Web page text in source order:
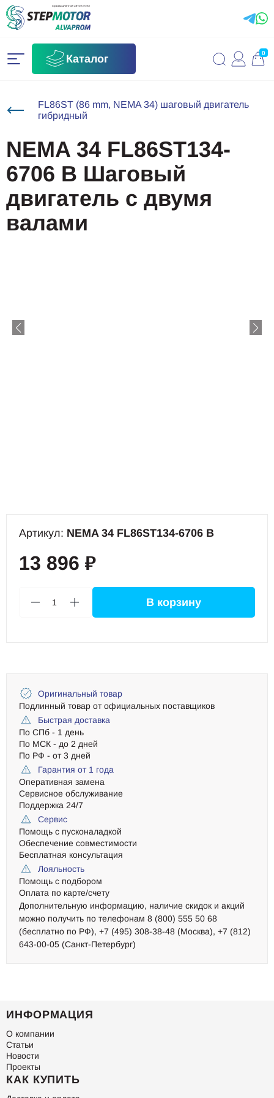
Каталог 0
FL86ST (86 mm, NEMA 34) шаговый двигатель
гибридный
NEMA 34 FL86ST134-
6706 B Шаговый
двигатель с двумя
валами
Артикул: NEMA 34 FL86ST134-6706 B
13 896 ₽
1 В корзину
Оригинальный товар
Подлинный товар от официальных поставщиков
Быстрая доставка
По СПб - 1 день
По МСК - до 2 дней
По РФ - от 3 дней
Гарантия от 1 года
Оперативная замена
Сервисное обслуживание
Поддержка 24/7
Сервис
Помощь с пусконаладкой
Обеспечение совместимости
Бесплатная консультация
Лояльность
Помощь с подбором
Оплата по карте/счету
Дополнительную информацию, наличие скидок и акций
можно получить по телефонам 8 (800) 555 50 68
(бесплатно по РФ), +7 (495) 308-38-48 (Москва), +7 (812)
643-00-05 (Санкт-Петербург)
ИНФОРМАЦИЯ
О компании
Статьи
Новости
Проекты
КАК КУПИТЬ